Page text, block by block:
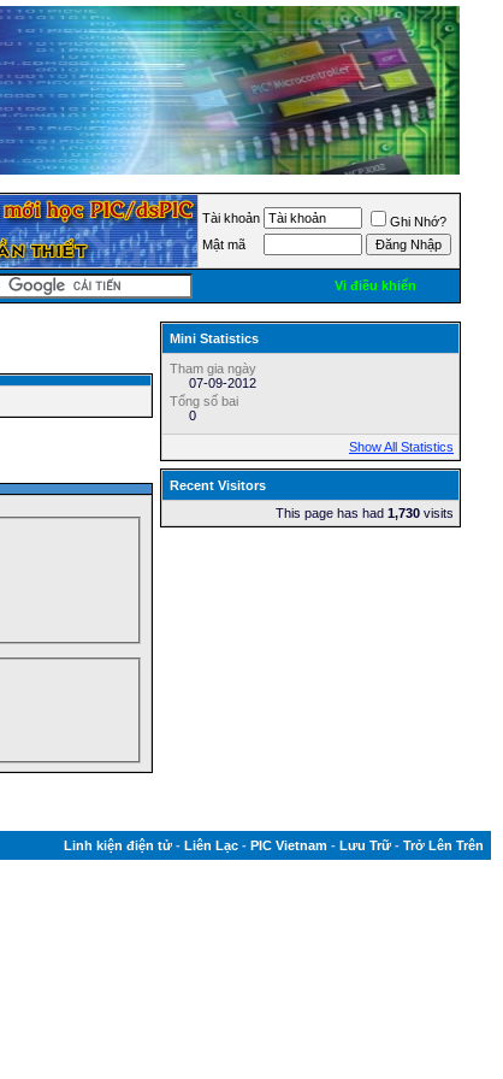
Tài khoản
Ghi Nhớ?
Mật mã
Vi điều khiển
Mini Statistics
Tham gia ngày
07-09-2012
Tổng số bai
0
Show All Statistics
Recent Visitors
This page has had 1,730 visits
Linh kiện điện tử - Liên Lạc - PIC Vietnam - Lưu Trữ - Trở Lên Trên